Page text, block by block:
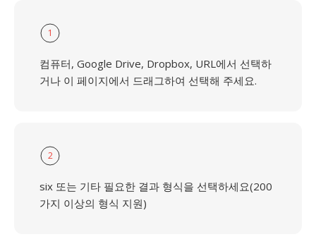
1
컴퓨터, Google Drive, Dropbox, URL에서 선택하
거나 이 페이지에서 드래그하여 선택해 주세요.
2
six 또는 기타 필요한 결과 형식을 선택하세요(200
가지 이상의 형식 지원)